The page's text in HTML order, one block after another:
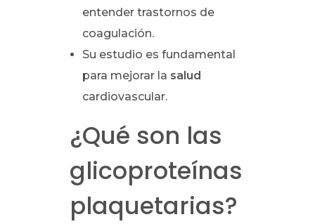
entender trastornos de
coagulación.
Su estudio es fundamental
para mejorar la salud
cardiovascular.
¿Qué son las
glicoproteínas
plaquetarias?